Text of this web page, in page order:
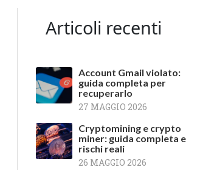
Articoli recenti
Account Gmail violato:
guida completa per
recuperarlo
27 MAGGIO 2026
Cryptomining e crypto
miner: guida completa e
rischi reali
26 MAGGIO 2026